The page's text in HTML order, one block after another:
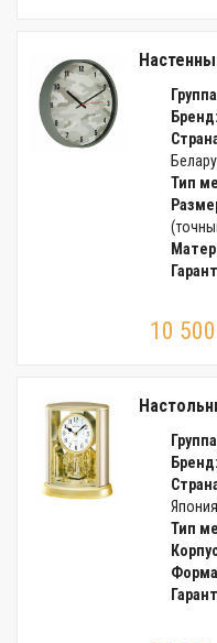
Бренд:
Тип
10
Бренд:
Япония
Тип
Форма